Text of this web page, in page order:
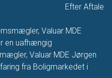
Efter Aftale
Valuar MDE
en uafhængig
Valuar MDE Jørgen
fra Boligmarkedet i